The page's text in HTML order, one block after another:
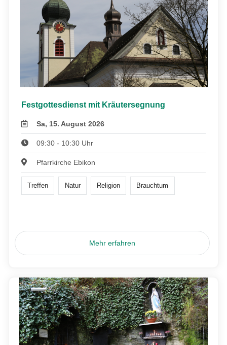
Festgottesdienst mit Kräutersegnung
Sa, 15. August 2026
09:30 - 10:30 Uhr
Pfarrkirche Ebikon
Treffen Natur Religion Brauchtum
Mehr erfahren